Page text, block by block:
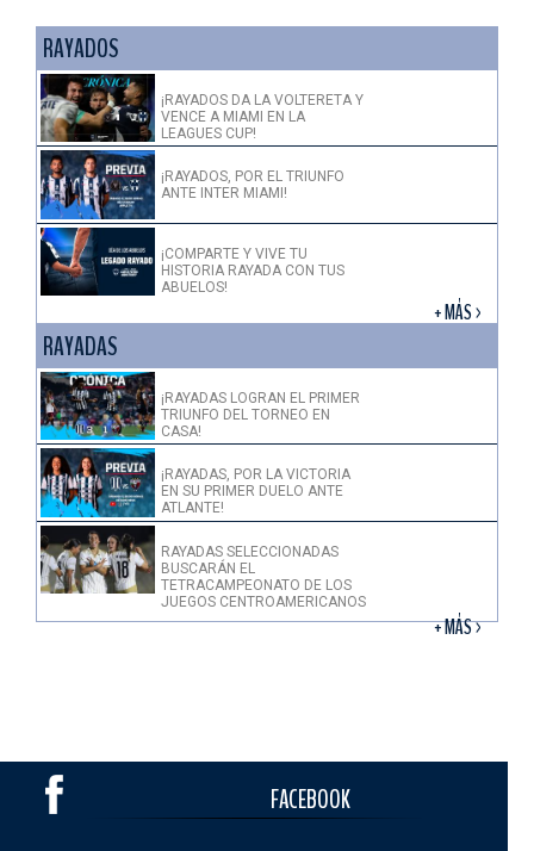
RAYADOS
¡RAYADOS DA LA VOLTERETA Y
VENCE A MIAMI EN LA
LEAGUES CUP!
¡RAYADOS, POR EL TRIUNFO
ANTE INTER MIAMI!
¡COMPARTE Y VIVE TU
HISTORIA RAYADA CON TUS
ABUELOS!
+ MÁS >
RAYADAS
¡RAYADAS LOGRAN EL PRIMER
TRIUNFO DEL TORNEO EN
CASA!
¡RAYADAS, POR LA VICTORIA
EN SU PRIMER DUELO ANTE
ATLANTE!
RAYADAS SELECCIONADAS
BUSCARÁN EL
TETRACAMPEONATO DE LOS
JUEGOS CENTROAMERICANOS
+ MÁS >
FACEBOOK